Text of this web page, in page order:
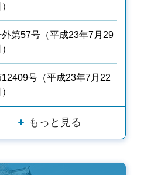
外第57号（平成23年7月29
12409号（平成23年7月22
もっと見る